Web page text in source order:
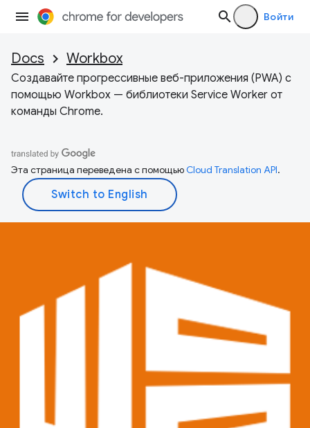
Войти
Docs Workbox
Создавайте прогрессивные веб-приложения (PWA) с
помощью Workbox — библиотеки Service Worker от
команды Chrome.
Эта страница переведена с помощьюCloud Translation API.